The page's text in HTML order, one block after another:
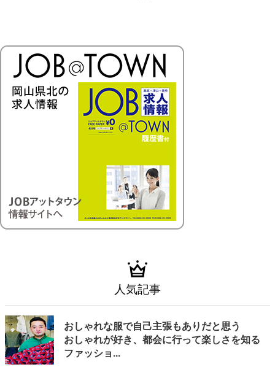
人気記事
おしゃれな服で自己主張もありだと思う
おしゃれが好き、都会に行って楽しさを知る
ファッショ...